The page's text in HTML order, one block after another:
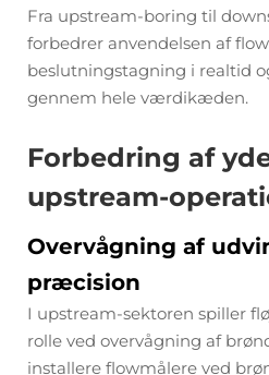
Fra upstream-boring til
forbedrer anvendelsen af
beslutningstagning i realtid
gennem hele værdikæden.
Forbedring af
upstream-
Overvågning af
præcision
I upstream-sektoren spiller
rolle ved overvågning af
installere flowmålere ved